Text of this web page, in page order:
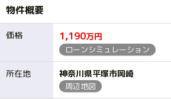
物件概要
価格 1,190万円
ローンシミュレーション
所在地 神奈川県平塚市岡崎
周辺地図